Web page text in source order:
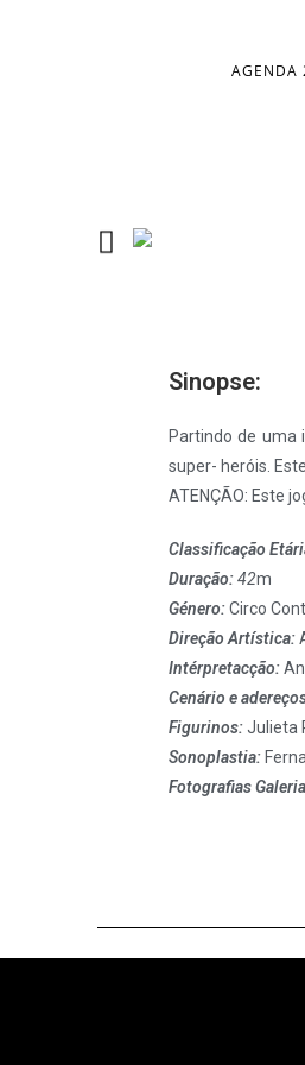
AGENDA
Sinopse:
Partindo de uma
super- heróis.
ATENÇÃO: Este
Classificação
Duração:42m
Género:Circo
Direção Artística:
Intérpretacção:
Cenário e
Figurinos:Julieta
Sonoplastia:
Fotografias